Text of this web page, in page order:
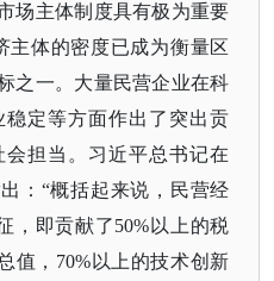
场主体制度具有极为重要
主体的密度已成为衡量区
之一。大量民营企业在科
定等方面作出了突出贡
担当。习近平总书记在
：“概括起来说，民营经
，即贡献了50%以上的税
值，70%以上的技术创新